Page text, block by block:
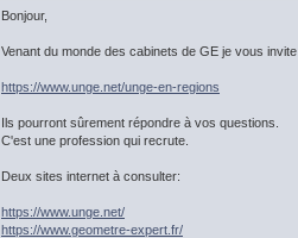
Bonjour,
Venant du monde des cabinets de GE je vous
https://www.unge.net/unge-en-regions
Ils pourront sûrement répondre à vos questions.
C'est une profession qui recrute.
Deux sites internet à consulter:
https://www.unge.net/
https://www.geometre-expert.fr/